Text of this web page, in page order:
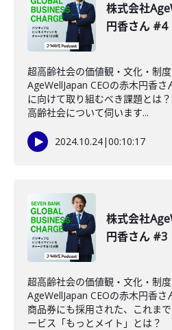
株式会社
円香さん #4
超高齢社会の価値観・文化・制
AgeWellJapan CEOの赤木円香
に向けて取り組むべき課題とは
高齢社会について伺います...
2024.10.24|00:10:17
株式会社
円香さん #3
超高齢社会の価値観・文化・制
AgeWellJapan CEOの赤木円香
商品券にも採用された、これま
ービス「もっとメイト」とは？